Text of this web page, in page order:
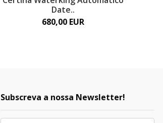
Date..
680,00 EUR
Subscreva a nossa Newsletter!